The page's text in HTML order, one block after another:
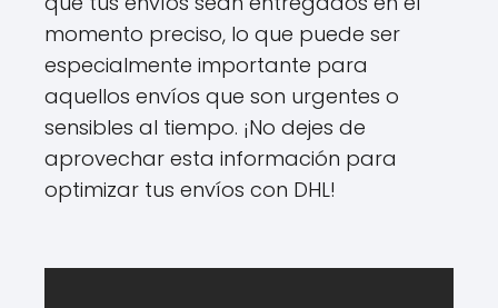
momento preciso, lo que puede ser
especialmente importante para
aquellos envíos que son urgentes o
sensibles al tiempo. ¡No dejes de
aprovechar esta información para
optimizar tus envíos con DHL!